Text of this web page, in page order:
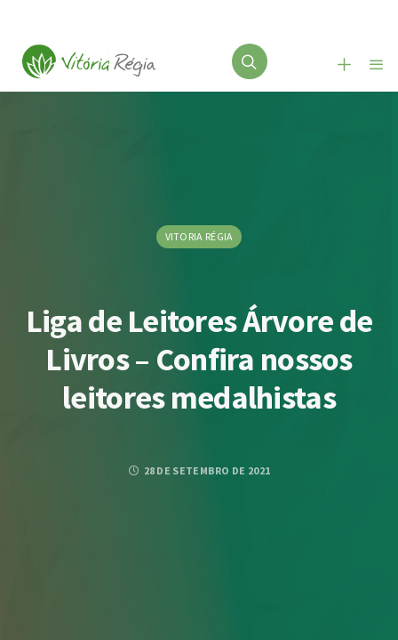
VITORIA RÉGIA
Liga de Leitores Árvore de
Livros – Confira nossos
leitores medalhistas
28 DE SETEMBRO DE 2021